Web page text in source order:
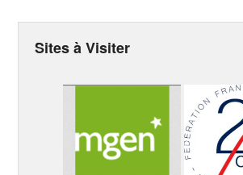
Sites à Visiter